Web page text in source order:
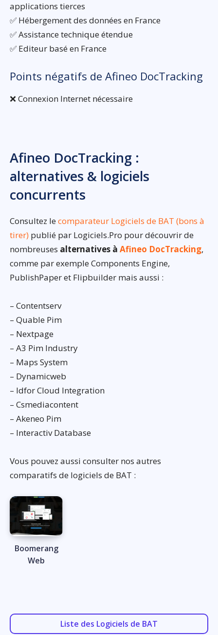
applications tierces
✅ Hébergement des données en France
✅ Assistance technique étendue
✅ Editeur basé en France
Points négatifs de Afineo DocTracking
❌ Connexion Internet nécessaire
Afineo DocTracking :
alternatives & logiciels
concurrents
Consultez lecomparateur Logiciels de BAT (bons à
tirer) publié par Logiciels.Pro pour découvrir de
nombreuses alternatives à Afineo DocTracking,
comme par exemple Components Engine,
PublishPaper et Flipbuilder mais aussi :
– Contentserv
– Quable Pim
– Nextpage
– A3 Pim Industry
– Maps System
– Dynamicweb
– Idfor Cloud Integration
– Csmediacontent
– Akeneo Pim
– Interactiv Database
Vous pouvez aussi consulter nos autres
comparatifs de logiciels de BAT :
Boomerang
Web
Liste des Logiciels de BAT